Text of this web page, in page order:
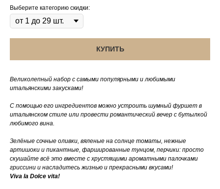
Выберите категорию скидки:
КУПИТЬ
Великолепный набор с самыми популярными и любимыми
итальянскими закусками!
С помощью его ингредиентов можно устроить шумный фуршет в
итальянском стиле или провести романтический вечер с бутылкой
любимого вина.
Зелёные сочные оливки, вяленые на солнце томаты, нежные
артишоки и пикантные, фаршированные тунцом, перчики: просто
скушайте всё это вместе с хрустящими ароматными палочками
гриссини и насладитесь жизнью и прекрасными вкусами!
Viva la Dolce vita!